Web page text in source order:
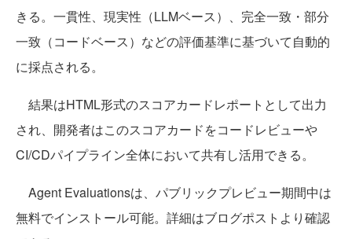
きる。一貫性、現実性（LLMベース）、完全一致・部分
一致（コードベース）などの評価基準に基づいて自動的
に採点される。
結果はHTML形式のスコアカードレポートとして出力
され、開発者はこのスコアカードをコードレビューや
CI/CDパイプライン全体において共有し活用できる。
Agent Evaluationsは、パブリックプレビュー期間中は
無料でインストール可能。詳細はブログポストより確認